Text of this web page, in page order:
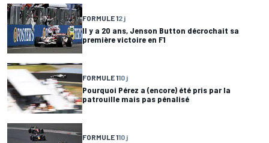
FORMULE 12 j
Il y a 20 ans, Jenson Button décrochait sa
première victoire en F1
FORMULE 110 j
Pourquoi Pérez a (encore) été pris par la
patrouille mais pas pénalisé
FORMULE 110 j